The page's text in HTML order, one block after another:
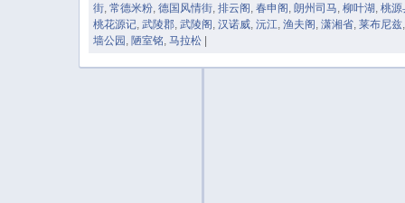
街,常德米粉,德国风情街,排云阁 ,春申阁 ,朗州司马,柳叶湖,桃源
桃花源记,武陵郡,武陵阁 ,汉诺威,沅江,渔夫阁 ,潇湘省,莱布尼兹
墙公园 , 陋室铭,马拉松